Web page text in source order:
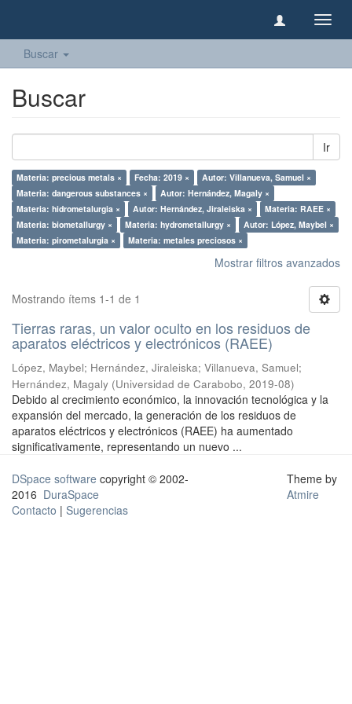
Buscar
Buscar
Ir
Materia: precious metals × Fecha: 2019 ×
Autor: Villanueva, Samuel ×
Materia: dangerous substances ×
Autor: Hernández, Magaly ×
Materia: hidrometalurgia ×
Autor: Hernández, Jiraleiska ×
Materia: RAEE ×
Materia: biometallurgy ×
Materia: hydrometallurgy ×
Autor: López, Maybel ×
Materia: pirometalurgia ×
Materia: metales preciosos ×
Mostrar filtros avanzados
Mostrando ítems 1-1 de 1
Tierras raras, un valor oculto en los residuos de
aparatos eléctricos y electrónicos (RAEE)
López, Maybel; Hernández, Jiraleiska; Villanueva, Samuel;
Hernández, Magaly (Universidad de Carabobo, 2019-08)
Debido al crecimiento económico, la innovación tecnológica y la
expansión del mercado, la generación de los residuos de
aparatos eléctricos y electrónicos (RAEE) ha aumentado
significativamente, representando un nuevo ...
DSpace software copyright © 2002-
2016 DuraSpace
Contacto | Sugerencias
Theme by
Atmire